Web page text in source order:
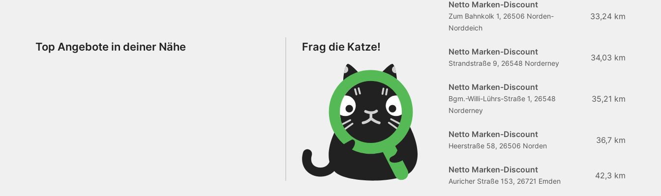
Top Angebote in deiner Nähe Frag die Katze!
Netto Marken-Discount
Zum Bahnkolk 1, 26506 Norden-
Norddeich
33,24 km
Netto Marken-Discount
Strandstraße 9, 26548 Norderney
34,03 km
Netto Marken-Discount
Bgm.-Willi-Lührs-Straße 1, 26548
Norderney
35,21 km
Netto Marken-Discount
Heerstraße 58, 26506 Norden
36,7 km
Netto Marken-Discount
Auricher Straße 153, 26721 Emden
42,3 km